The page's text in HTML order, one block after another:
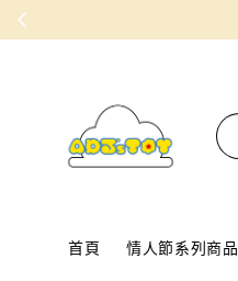
首頁 情人節系列商品